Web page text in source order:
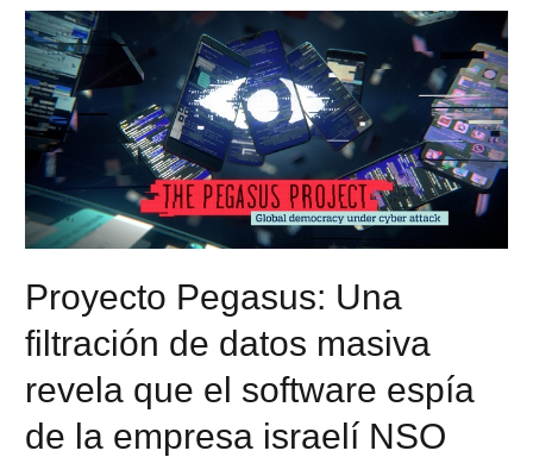
Proyecto Pegasus: Una
filtración de datos masiva
revela que el software espía
de la empresa israelí NSO